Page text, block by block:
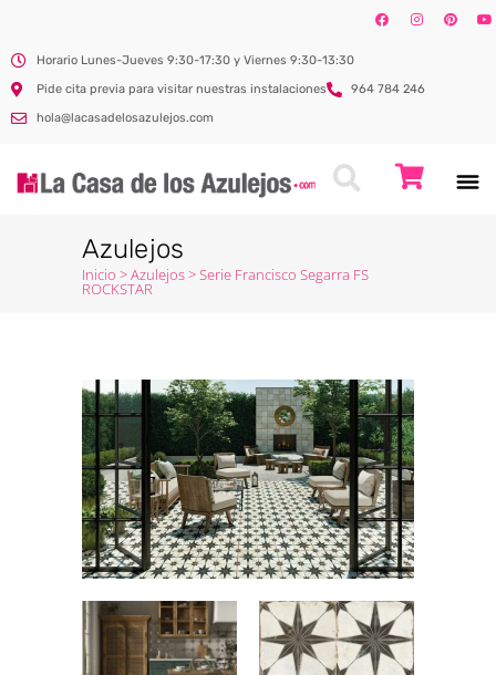
Horario Lunes-Jueves 9:30-17:30 y Viernes 9:30-13:30
Pide cita previa para visitar nuestras instalaciones
964 784 246
hola@lacasadelosazulejos.com
Azulejos
Inicio >Azulejos>Serie Francisco Segarra FS
ROCKSTAR